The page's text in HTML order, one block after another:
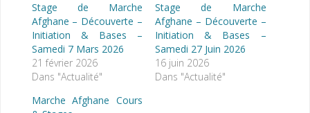
Stage de Marche
Afghane – Découverte –
Initiation & Bases –
Samedi 7 Mars 2026
21 février 2026
Dans "Actualité"
Stage de Marche
Afghane – Découverte –
Initiation & Bases –
Samedi 27 Juin 2026
16 juin 2026
Dans "Actualité"
Marche Afghane Cours